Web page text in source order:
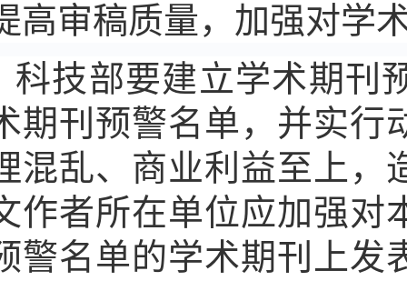
高审稿质量，加强对学
科技部要建立学术期刊
期刊预警名单，并实行
混乱、商业利益至上，
作者所在单位应加强对
警名单的学术期刊上发